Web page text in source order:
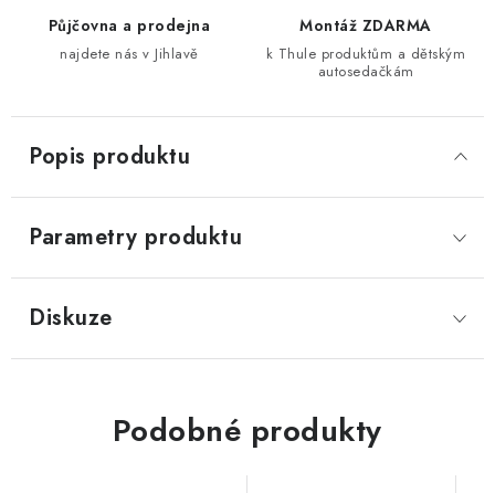
Půjčovna a prodejna
najdete nás v Jihlavě
Montáž ZDARMA
k Thule produktům a dětským
autosedačkám
Popis produktu
Parametry produktu
Diskuze
Podobné produkty